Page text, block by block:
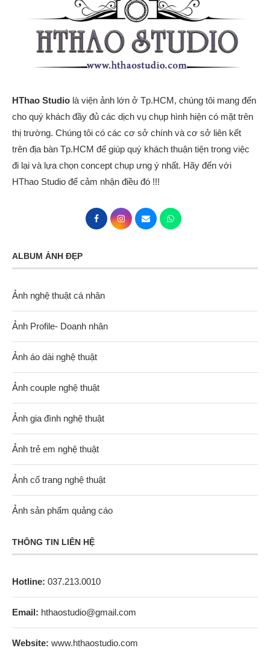
HThao Studio là viện ảnh lớn ở Tp.HCM, chúng tôi mang đến
cho quý khách đầy đủ các dịch vụ chụp hình hiện có mặt trên
thị trường. Chúng tôi có các cơ sở chính và cơ sở liên kết
trên địa bàn Tp.HCM để giúp quý khách thuận tiện trong việc
đi lại và lựa chọn concept chụp ưng ý nhất. Hãy đến với
HThao Studio để cảm nhận điều đó !!!
ALBUM ẢNH ĐẸP
Ảnh nghệ thuật cá nhân
Ảnh Profile- Doanh nhân
Ảnh áo dài nghệ thuật
Ảnh couple nghệ thuật
Ảnh gia đình nghệ thuật
Ảnh trẻ em nghệ thuật
Ảnh cổ trang nghệ thuật
Ảnh sản phẩm quảng cáo
THÔNG TIN LIÊN HỆ
Hotline: 037.213.0010
Email: hthaostudio@gmail.com
Website: www.hthaostudio.com